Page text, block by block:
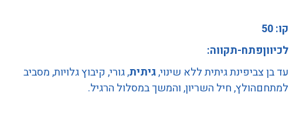
קו: 50
לכיווןפתח-תקווה:
עד בן צביפינת גיתית ללא שינוי,גיתית, גורי, קיבוץ גלויות, מסביב
למתחםהולץ, חיל השריון, והמשך במסלול הרגיל.